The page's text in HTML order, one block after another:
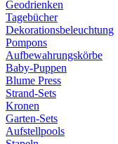
Geodrienken
Tagebücher
Dekorationsbeleuchtung
Pompons
Aufbewahrungskörbe
Baby-Puppen
Blume Press
Strand-Sets
Kronen
Garten-Sets
Aufstellpools